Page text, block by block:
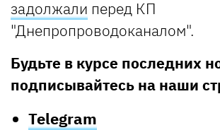
задолжали перед КП
"Днепропроводоканалом".
Будьте в курсе последних
подписывайтесь на наши
Telegram